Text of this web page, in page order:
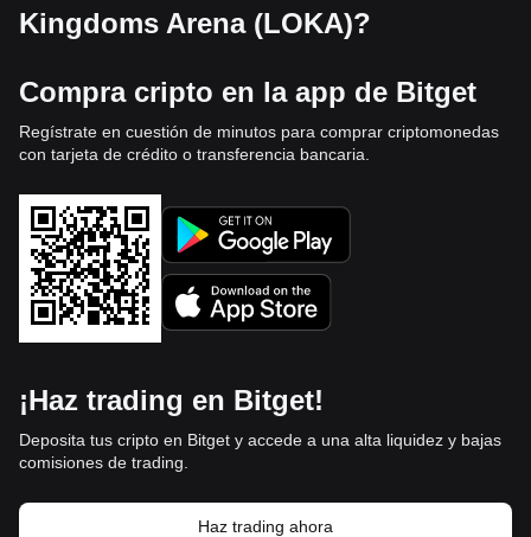
Kingdoms Arena (LOKA)?
Compra cripto en la app de Bitget
Regístrate en cuestión de minutos para comprar criptomonedas
con tarjeta de crédito o transferencia bancaria.
¡Haz trading en Bitget!
Deposita tus cripto en Bitget y accede a una alta liquidez y bajas
comisiones de trading.
Haz trading ahora